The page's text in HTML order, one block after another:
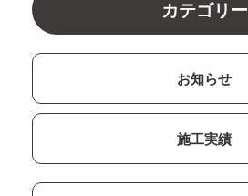
カテゴリー
お知らせ
施工実績